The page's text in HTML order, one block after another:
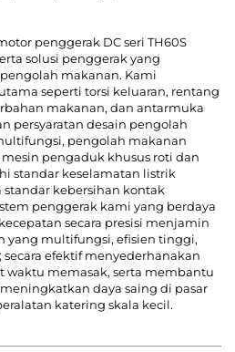
penggerak DC seri TH60S
solusi penggerak yang
makanan. Kami
seperti torsi keluaran, rentang
makanan, dan antarmuka
persyaratan desain pengolah
pengolah makanan
pengaduk khusus roti dan
standar keselamatan listrik
standar kebersihan kontak
penggerak kami yang berdaya
secara presisi menjamin
yang multifungsi, efisien tinggi,
efektif menyederhanakan
waktu memasak, serta membantu
daya saing di pasar
katering skala kecil.